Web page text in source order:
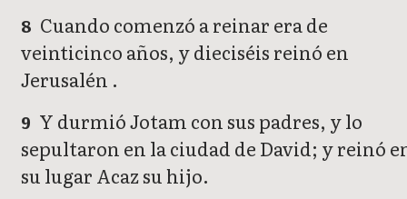
8 Cuando comenzó a reinar era de
veinticinco años, y dieciséis reinó en
Jerusalén .
9 Y durmió Jotam con sus padres, y lo
sepultaron en la ciudad de David; y reinó
su lugar Acaz su hijo.